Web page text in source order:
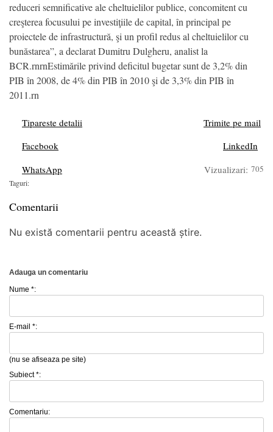
reduceri semnificative ale cheltuielilor publice, concomitent cu
creşterea focusului pe investiţiile de capital, în principal pe
proiectele de infrastructură, şi un profil redus al cheltuielilor cu
bunăstarea”, a declarat Dumitru Dulgheru, analist la
BCR.rnrnEstimările privind deficitul bugetar sunt de 3,2% din
PIB în 2008, de 4% din PIB în 2010 şi de 3,3% din PIB în
2011.rn
Tipareste detalii
Trimite pe mail
Facebook
LinkedIn
WhatsApp
Vizualizari: 705
Taguri:
Comentarii
Nu există comentarii pentru această știre.
Adauga un comentariu
Nume *:
E-mail *:
(nu se afiseaza pe site)
Subiect *:
Comentariu: